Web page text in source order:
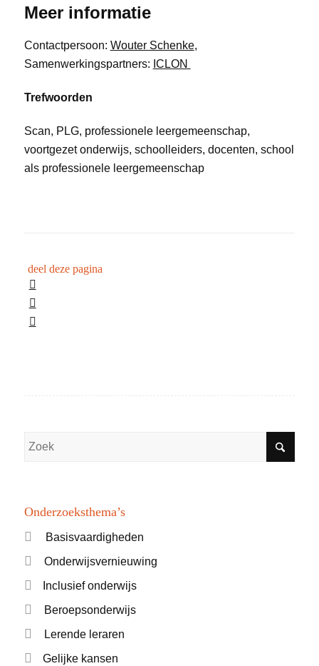
Meer informatie
Contactpersoon: Wouter Schenke,
Samenwerkingspartners: ICLON
Trefwoorden
Scan, PLG, professionele leergemeenschap,
voortgezet onderwijs, schoolleiders, docenten, school
als professionele leergemeenschap
deel deze pagina
Onderzoeksthema’s
Basisvaardigheden
Onderwijsvernieuwing
Inclusief onderwijs
Beroepsonderwijs
Lerende leraren
Gelijke kansen